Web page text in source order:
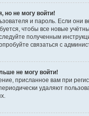
но не могу войти!
и пароль. Если они
чтобы все новые
полученным
связаться с
не могу войти!
присланное вам при
удаляют